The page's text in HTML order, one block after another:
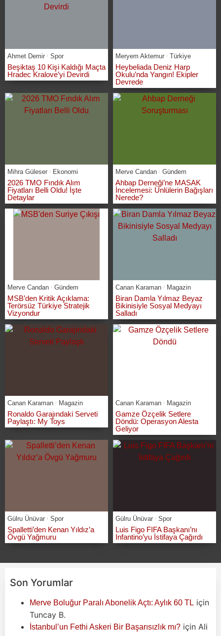
Ahmet Demir Spor
Beşiktaş 10 Kişi Kaldığı Maçta
Hradec Kralove’yi Devirdi
Meryem Aktemur Türkiye
Heybeliada Deniz Harp
Okulu’nda Yangın! Ekipler
Devrede
Mihra Güleser Ekonomi
2026 TMO Fındık Alım
Fiyatları Belli Oldu! İşte
Detaylar
Merve Candan Gündem
Ahbap Derneği’ne MASAK
İncelemesi: Ünlülerin Bağışları
Nerede?
Merve Candan Gündem
MSB’den Kritik Açıklama:
Terörsüz Türkiye Stratejik
Vizyondur
Canan Karaman Magazin
Biran Damla Yılmaz Beyaz
Bikinisiyle Sosyal Medyayı
Salladı
Canan Karaman Magazin
Ronaldo Garajındaki Serveti
Paylaştı: My Toys
Canan Karaman Magazin
Gamze Özçelik Setlere
Döndü: Operasyon Alesta
Geliyor
Gülru Ünüvar Spor
Spalletti’den Kenan Yıldız’a
Övgü Yağmuru
Gülru Ünüvar Spor
Luis Figo FIFA Başkanı’nı
Infantino’yu İstifaya Çağırdı
Son Yorumlar
Merve Boluğur Paralı Abonelik Açtı: Aylık 60 TL için
Tuncay B.
İstanbul’un Fethi Askeri Bir Başarısızlık mı? için Ali